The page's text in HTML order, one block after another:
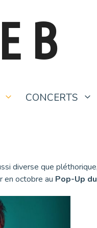
B
CONCERTS
diverse que
en octobre au Pop-Up